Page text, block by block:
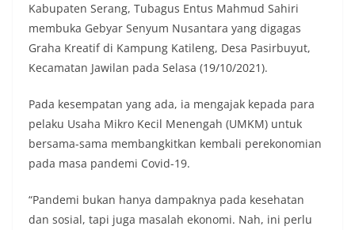
Kabupaten Serang, Tubagus Entus Mahmud Sahiri
membuka Gebyar Senyum Nusantara yang digagas
Graha Kreatif di Kampung Katileng, Desa Pasirbuyut,
Kecamatan Jawilan pada Selasa (19/10/2021).
Pada kesempatan yang ada, ia mengajak kepada para
pelaku Usaha Mikro Kecil Menengah (UMKM) untuk
bersama-sama membangkitkan kembali perekonomian
pada masa pandemi Covid-19.
“Pandemi bukan hanya dampaknya pada kesehatan
dan sosial, tapi juga masalah ekonomi. Nah, ini perlu